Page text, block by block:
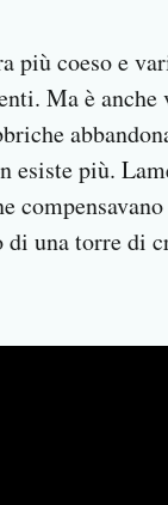
più coeso e
Ma è anche
esiste più.
una torre di